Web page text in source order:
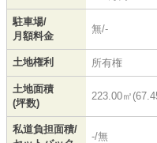
駐車場/
月額料金
無/-
土地権利 所有権
土地面積
(坪数)
223.00㎡
私道負担面積/
-/無